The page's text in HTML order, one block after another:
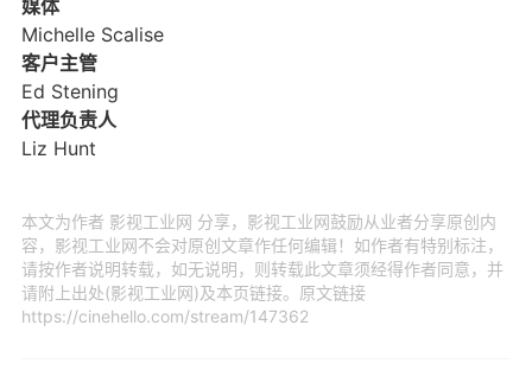
媒体
Michelle Scalise
客户主管
Ed Stening
代理负责人
Liz Hunt
本文为作者 影视工业网 分享，影视工业网鼓励从业者分享原创内
容，影视工业网不会对原创文章作任何编辑！如作者有特别标注，
请按作者说明转载，如无说明，则转载此文章须经得作者同意，并
请附上出处(影视工业网)及本页链接。原文链接
https://cinehello.com/stream/147362